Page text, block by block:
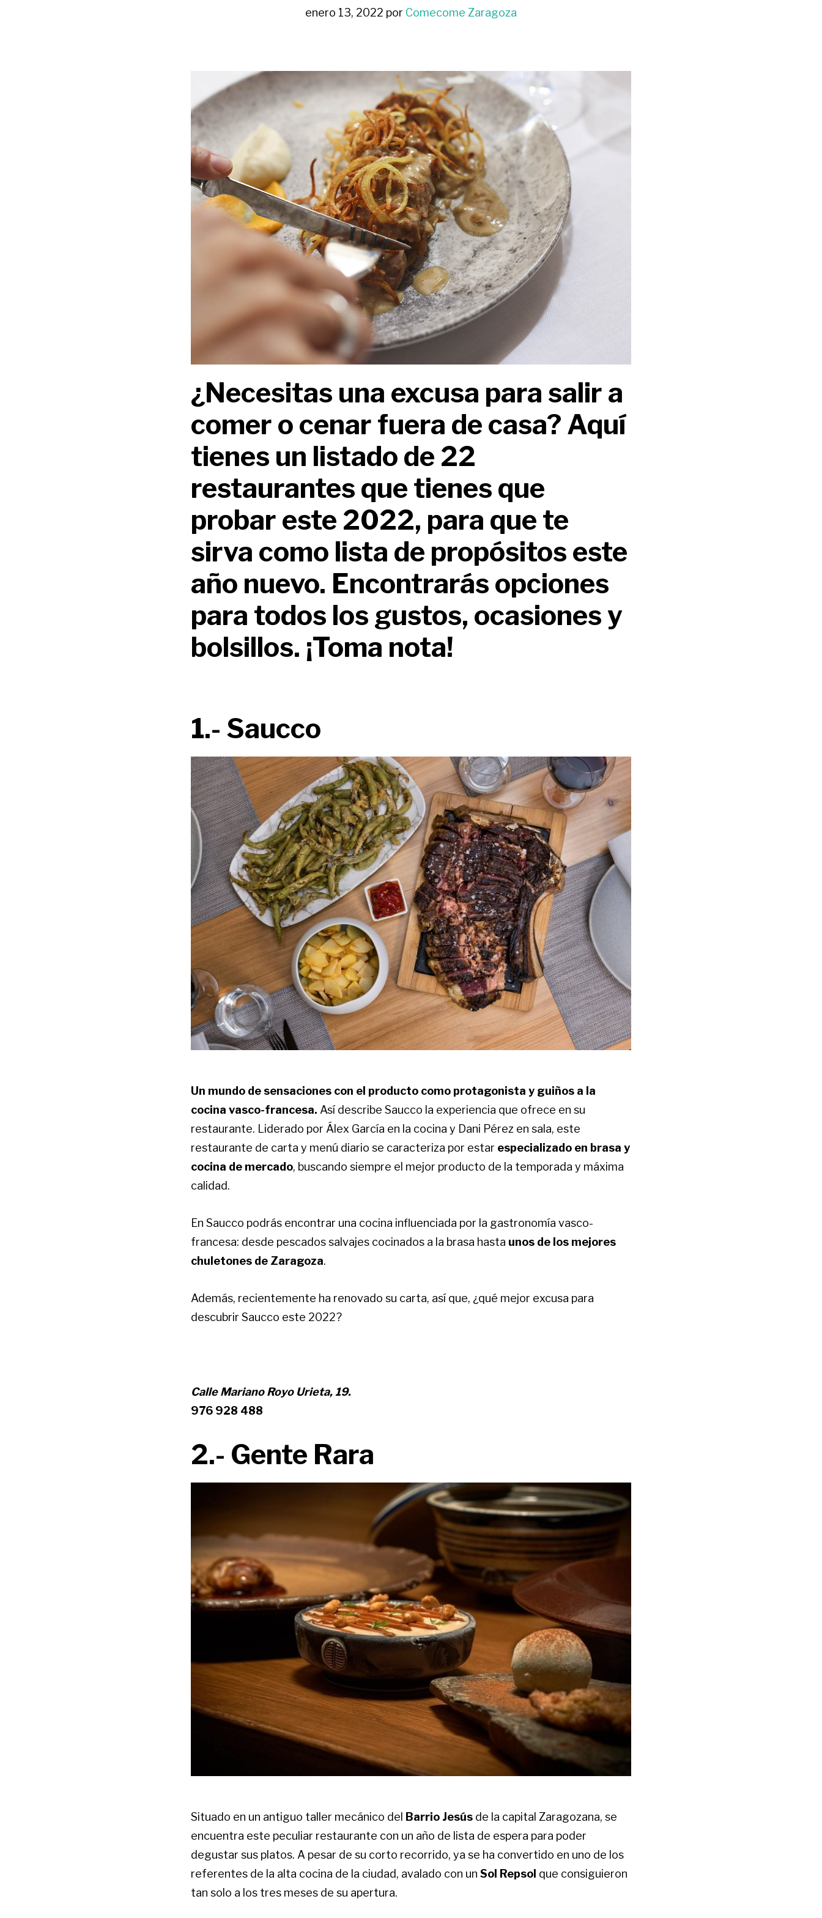
enero 13, 2022 por Comecome Zaragoza
¿Necesitas una excusa para salir a
comer o cenar fuera de casa? Aquí
tienes un listado de 22
restaurantes que tienes que
probar este 2022, para que te
sirva como lista de propósitos este
año nuevo. Encontrarás opciones
para todos los gustos, ocasiones y
bolsillos. ¡Toma nota!
1.- Saucco
Un mundo de sensaciones con el producto como protagonista y guiños a la
cocina vasco-francesa. Así describe Saucco la experiencia que ofrece en su
restaurante. Liderado por Álex García en la cocina y Dani Pérez en sala, este
restaurante de carta y menú diario se caracteriza por estar especializado en brasa y
cocina de mercado, buscando siempre el mejor producto de la temporada y máxima
calidad.
En Saucco podrás encontrar una cocina influenciada por la gastronomía vasco-
francesa: desde pescados salvajes cocinados a la brasa hasta unos de los mejores
chuletones de Zaragoza.
Además, recientemente ha renovado su carta, así que, ¿qué mejor excusa para
descubrir Saucco este 2022?
Calle Mariano Royo Urieta, 19.
976 928 488
2.- Gente Rara
Situado en un antiguo taller mecánico del Barrio Jesús de la capital Zaragozana, se
encuentra este peculiar restaurante con un año de lista de espera para poder
degustar sus platos. A pesar de su corto recorrido, ya se ha convertido en uno de los
referentes de la alta cocina de la ciudad, avalado con un Sol Repsol que consiguieron
tan solo a los tres meses de su apertura.